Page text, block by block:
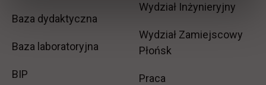
Baza dydaktyczna
Baza laboratoryjna
BIP link otwiera się w nowej karcie
Wydział Inżynieryjny
Wydział Zamiejscowy
Płońsk
Praca